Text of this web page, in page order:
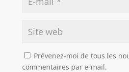
Prévenez-moi de tous les
commentaires par e-mail.